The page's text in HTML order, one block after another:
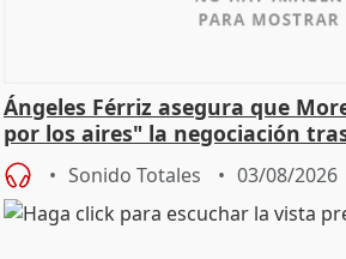
Ángeles Férriz asegura que
por los aires" la negociación
SMA
Sonido Totales 03/08/2026